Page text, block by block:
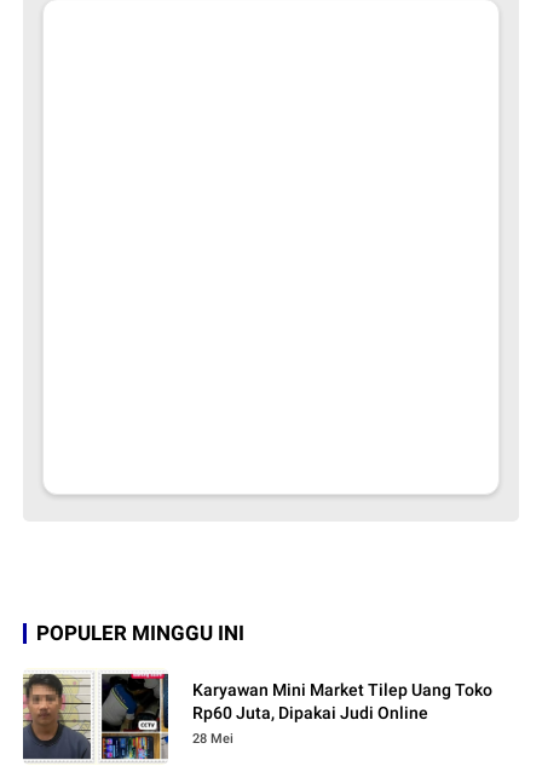
POPULER MINGGU INI
Karyawan Mini Market Tilep Uang Toko
Rp60 Juta, Dipakai Judi Online
28 Mei